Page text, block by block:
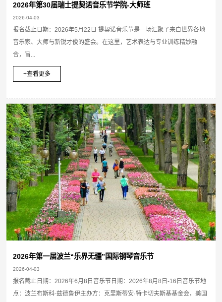
2026年第30届瑞士提契诺音乐节学院-大师班
2026-04-03
报名截止日期：2026年5月22日 提契诺音乐节是一场汇聚了来自世界各地
音乐家、大师与新锐才俊的盛会。在这里，艺术表达与专业训练精妙融
合，旨...
+查看更多
2026年第一届波兰“乐界无疆”国际钢琴音乐节
2026-04-03
报名截止日期：2026年6月8日音乐节日期：2026年8月8日-16日音乐节地
点：波兰布斯科-兹德鲁伊主办方：克里斯蒂安·特卡切夫斯基基金会，美国